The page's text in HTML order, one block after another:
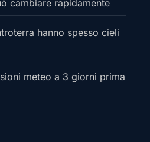
cambiare rapidamente
hanno spesso cieli
meteo a 3 giorni prima